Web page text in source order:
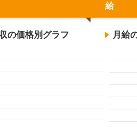
の価格別グラフ
給
月給